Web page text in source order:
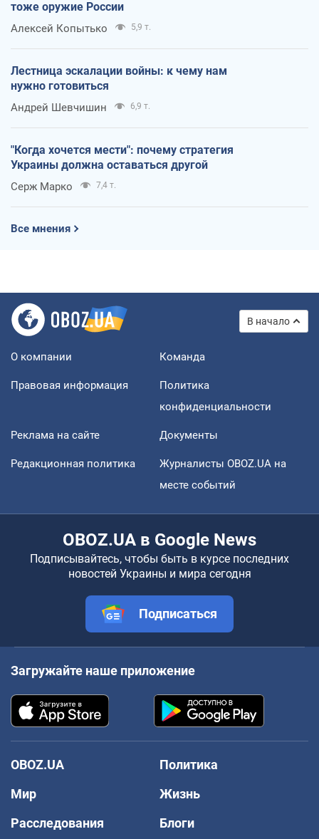
тоже оружие России
Алексей Копытько 5,9 т.
Лестница эскалации войны: к чему нам
нужно готовиться
Андрей Шевчишин 6,9 т.
"Когда хочется мести": почему стратегия
Украины должна оставаться другой
Серж Марко 7,4 т.
Все мнения
В начало
О компании Команда
Правовая информация
Политика
конфиденциальности
Реклама на сайте Документы
Редакционная политика
Журналисты OBOZ.UA на
месте событий
OBOZ.UA в Google News
Подписывайтесь, чтобы быть в курсе последних
новостей Украины и мира сегодня
Подписаться
Загружайте наше приложение
OBOZ.UA
Политика
Мир
Жизнь
Расследования
Блоги